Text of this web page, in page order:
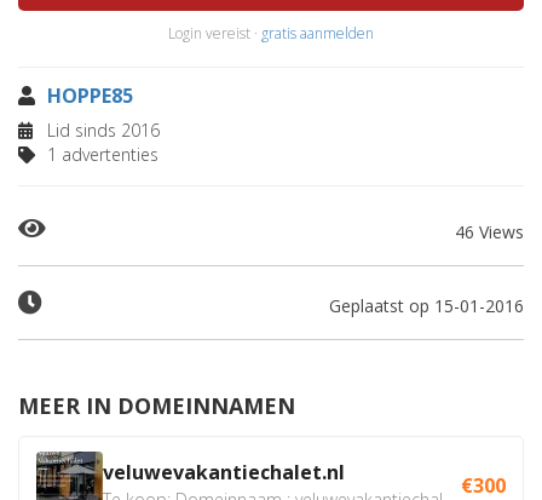
Login vereist · gratis aanmelden
HOPPE85
Lid sinds 2016
1 advertenties
46 Views
Geplaatst op 15-01-2016
MEER IN DOMEINNAMEN
veluwevakantiechalet.nl €300